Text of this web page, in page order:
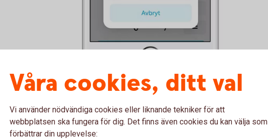
med företagsappen
Våra cookies, ditt val
Vi använder nödvändiga cookies eller liknande tekniker för att
webbplatsen ska fungera för dig. Det finns även cookies du kan välja som
förbättrar din upplevelse: